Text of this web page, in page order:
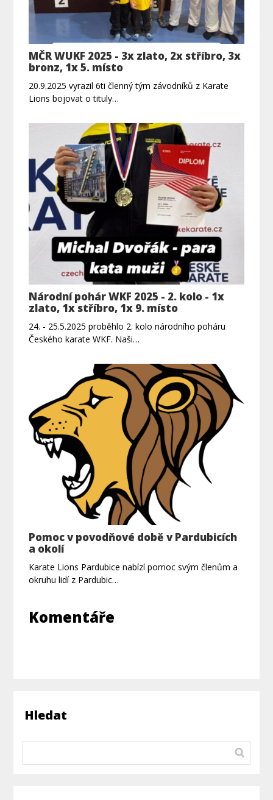
MČR WUKF 2025 - 3x zlato, 2x stříbro, 3x
bronz, 1x 5. místo
20.9.2025 vyrazil 6ti členný tým závodníků z Karate
Lions bojovat o tituly…
Národní pohár WKF 2025 - 2. kolo - 1x
zlato, 1x stříbro, 1x 9. místo
24. - 25.5.2025 proběhlo 2. kolo národního poháru
Českého karate WKF. Naši…
Pomoc v povodňové době v Pardubicích
a okolí
Karate Lions Pardubice nabízí pomoc svým členům a
okruhu lidí z Pardubic…
Komentáře
Hledat